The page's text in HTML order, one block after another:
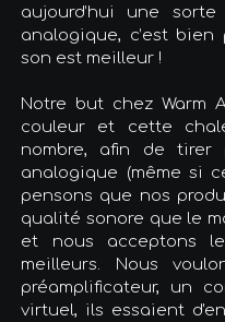
aujourd’hui une
analogique, c’est
son est meilleur !
Notre but chez Warm
couleur et cette
nombre, afin de tirer
analogique (même si
pensons que nos
qualité sonore que le
et nous acceptons
meilleurs. Nous
préamplificateur, un
virtuel, ils essaient